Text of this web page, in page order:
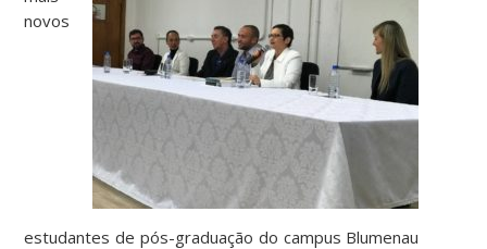
novos
estudantes de pós-graduação do campus Blumenau